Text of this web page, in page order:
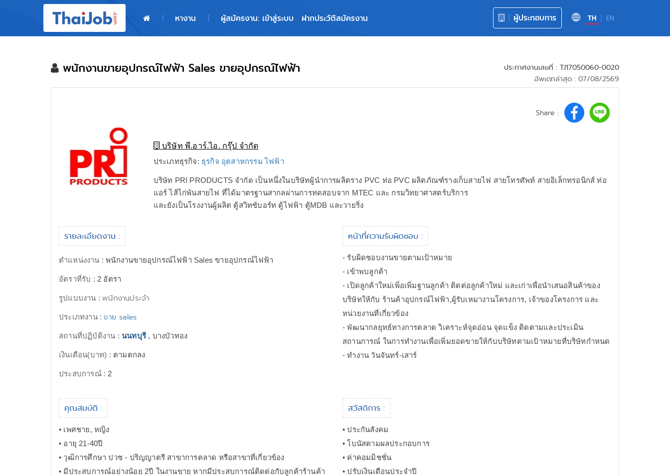
TH EN
ผู้ประกอบการ
หางาน ผู้สมัครงาน: เข้าสู่ระบบ ฝากประวัติสมัครงาน
ผู้สมัครงาน: เข้าสู่ระบบ
พนักงานขายอุปกรณ์ไฟฟ้า Sales ขายอุปกรณ์ไฟฟ้า
ประกาศงานเลขที่ : TJ17050060-0020
อัพเดทล่าสุด : 07/08/2569
Share :
บริษัท พี.อาร์.ไอ. กรุ๊ป จำกัด
ประเภทธุรกิจ: ธุรกิจ อุตสาหกรรม ไฟฟ้า
บริษัท PRI PRODUCTS จำกัด เป็นหนึ่งในบริษัทผู้นำการผลิตราง PVC ท่อ PVC ผลิตภัณฑ์รางเก็บสายไฟ สายโทรศัพท์ สายอิเล็กทรอนิกส์ ท่อ
แอร์ ไส้ไก่พันสายไฟ ที่ได้มาตรฐานสากลผ่านการทดสอบจาก MTEC และ กรมวิทยาศาสตร์บริการ
และยังเป็นโรงงานผู้ผลิต ตู้สวิทซ์บอร์ท ตู้ไฟฟ้า ตู้MDB และวายริ่ง
รายละเอียดงาน :
ตำแหน่งงาน :พนักงานขายอุปกรณ์ไฟฟ้า Sales ขายอุปกรณ์ไฟฟ้า
อัตราที่รับ : 2 อัตรา
รูปแบบงาน :พนักงานประจำ
ประเภทงาน :ขาย sales
สถานที่ปฏิบัติงาน : นนทบุรี, บางบัวทอง
เงินเดือน(บาท) : ตามตกลง
ประสบการณ์ : 2
หน้าที่ความรับผิดชอบ :
- รับผิดชอบงานขายตามเป้าหมาย
- เข้าพบลูกค้า
- เปิดลูกค้าใหม่เพิ่อเพิ่มฐานลูกค้า ติดต่อลูกค้าใหม่ และเก่าเพื่อนำเสนอสินค้าของ
บริษัทให้กับ ร้านค้าอุปกรณ์ไฟฟ้า,ผู้รับเหมางานโครงการ, เจ้าของโครงการ และ
หน่วยงานที่เกี่ยวข้อง
- พัฒนากลยุทธ์ทางการตลาด วิเคราะห์จุดอ่อน จุดแข็ง ติดตามและประเมิน
สถานการณ์ ในการทำงานเพื่อเพิ่มยอดขายให้กับบริษัทตามเป้าหมายที่บริษัทกำหนด
- ทำงาน วันจันทร์-เสาร์
คุณสมบัติ :
• เพศชาย, หญิง
• อายุ 21-40ปี
• วุฒิการศึกษา ปวช - ปริญญาตรี สาขาการตลาด หรือสาขาที่เกี่ยวข้อง
• มีประสบการณ์อย่างน้อย 2ปี ในงานขาย หากมีประสบการณ์ติดต่อกับลูกค้าร้านค้า
สวัสดิการ :
• ประกันสังคม
• โบนัสตามผลประกอบการ
• ค่าคอมมิชชั่น
• ปรับเงินเดือนประจำปี